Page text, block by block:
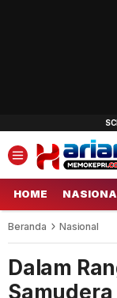
HOME
Beranda Nasional
Dalam
Samudera